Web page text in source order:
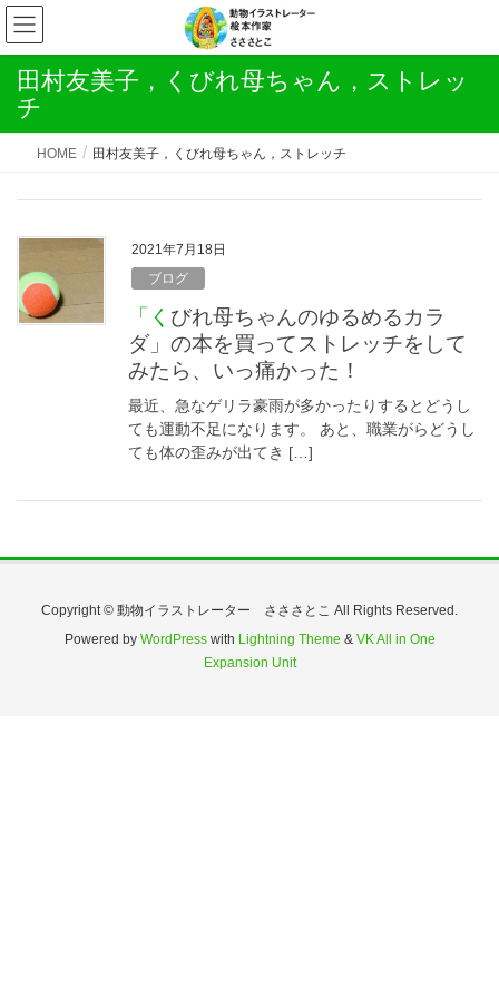
田村友美子，くびれ母ちゃん，ストレッ
チ
HOME 田村友美子，くびれ母ちゃん，ストレッチ
2021年7月18日
ブログ
「くびれ母ちゃんのゆるめるカラ
ダ」の本を買ってストレッチをして
みたら、いっ痛かった！
最近、急なゲリラ豪雨が多かったりするとどうし
ても運動不足になります。 あと、職業がらどうし
ても体の歪みが出てき […]
Copyright © 動物イラストレーター さささとこ All Rights Reserved.
Powered by WordPresswith Lightning Theme & VK All in One
Expansion Unit